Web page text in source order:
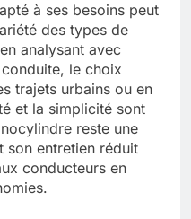
à ses besoins peut
des types de
analysant avec
le choix
trajets urbains ou en
et la simplicité sont
reste une
son entretien réduit
conducteurs en